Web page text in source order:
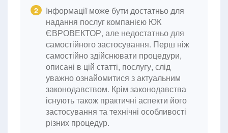
2
Інформації може бути достатньо для
надання послуг компанією ЮК
ЄВРОВЕКТОР, але недостатньо для
самостійного застосування. Перш ніж
самостійно здійснювати процедури,
описані в цій статті, послугу, слід
уважно ознайомитися з актуальним
законодавством. Крім законодавства
існують також практичні аспекти його
застосування та технічні особливості
різних процедур.